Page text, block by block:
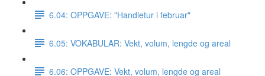
6.04: OPPGAVE: "Handletur i februar"
6.05: VOKABULAR: Vekt, volum, lengde og areal
6.06: OPPGAVE: Vekt, volum, lengde og areal